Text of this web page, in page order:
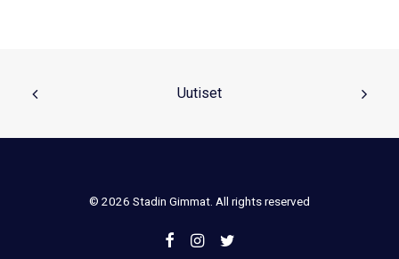
Uutiset
© 2026 Stadin Gimmat. All rights reserved